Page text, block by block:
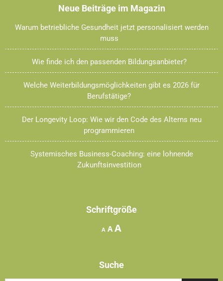
Neue Beiträge im Magazin
Warum betriebliche Gesundheit jetzt personalisiert werden
muss
Wie finde ich den passenden Bildungsanbieter?
Welche Weiterbildungsmöglichkeiten gibt es 2026 für
Berufstätige?
Der Longevity Loop: Wie wir den Code des Alterns neu
programmieren
Systemisches Business-Coaching: eine lohnende
Zukunftsinvestition
Schriftgröße
A Decrease
A Reset
AIncrease
Suche